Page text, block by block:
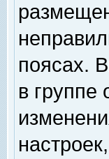
поясах.
в группе